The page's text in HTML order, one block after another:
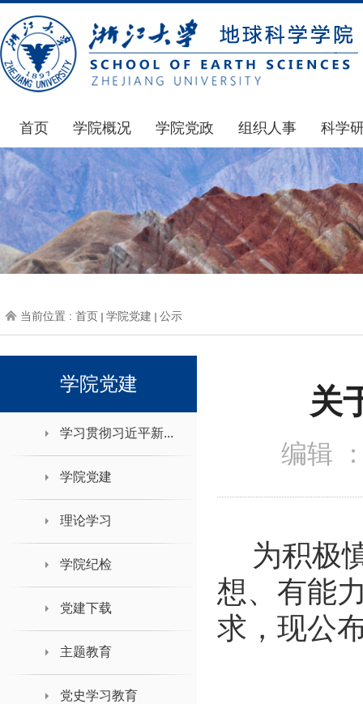
首页 学院概况
学院简介
发展简史
组织机构
师资力量
学院院刊
学院党政
通知公告
学院发文
党委会议纪要
党政联席会议纪要
办事指南
组织人事
通知公告
博士后管理
人才招聘
年度考核
下载专区
科学
国家
科研
通知
科研
地科
当前位置 : 首页 学院党建 公示
学院党建
学习贯彻习近平新...
学院党建
理论学习
学院纪检
党建下载
主题教育
党史学习教育
关
编辑
为积极
想、有能
求，现公